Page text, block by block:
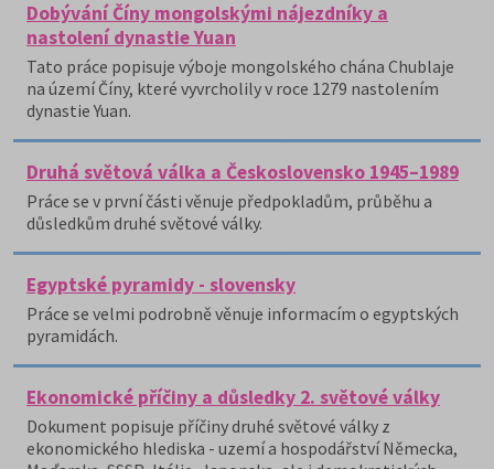
Dobývání Číny mongolskými nájezdníky a
nastolení dynastie Yuan
Tato práce popisuje výboje mongolského chána Chublaje
na území Číny, které vyvrcholily v roce 1279 nastolením
dynastie Yuan.
Druhá světová válka a Československo 1945–1989
Práce se v první části věnuje předpokladům, průběhu a
důsledkům druhé světové války.
Egyptské pyramidy - slovensky
Práce se velmi podrobně věnuje informacím o egyptských
pyramidách.
Ekonomické příčiny a důsledky 2. světové války
Dokument popisuje příčiny druhé světové války z
ekonomického hlediska - uzemí a hospodářství Německa,